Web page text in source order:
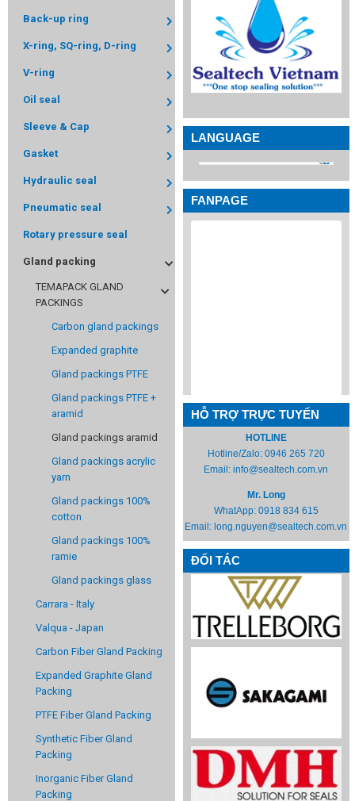
Back-up ring
X-ring, SQ-ring, D-ring
V-ring
Oil seal
Sleeve & Cap
Gasket
Hydraulic seal
Pneumatic seal
Rotary pressure seal
Gland packing
TEMAPACK GLAND
PACKINGS
Carbon gland packings
Expanded graphite
Gland packings PTFE
Gland packings PTFE +
aramid
Gland packings aramid
Gland packings acrylic
yarn
Gland packings 100%
cotton
Gland packings 100%
ramie
Gland packings glass
Carrara - Italy
Valqua - Japan
Carbon Fiber Gland Packing
Expanded Graphite Gland
Packing
PTFE Fiber Gland Packing
Synthetic Fiber Gland
Packing
Inorganic Fiber Gland
Packing
LANGUAGE
FANPAGE
HỖ TRỢ TRỰC TUYẾN
HOTLINE
Hotline/Zalo: 0946 265 720
Email:info@sealtech.com.vn
Mr. Long
WhatApp: 0918 834 615
Email: long.nguyen@sealtech.com.vn
ĐỐI TÁC